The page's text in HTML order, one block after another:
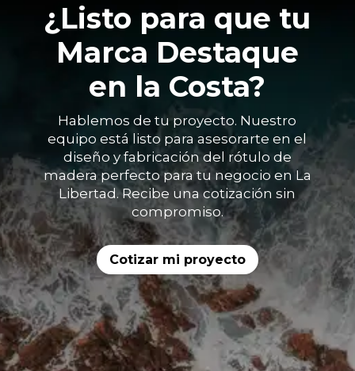
¿Listo para que tu
Marca Destaque
en la Costa?
Hablemos de tu proyecto. Nuestro
equipo está listo para asesorarte en el
diseño y fabricación del rótulo de
madera perfecto para tu negocio en La
Libertad. Recibe una cotización sin
compromiso.
Cotizar mi proyecto